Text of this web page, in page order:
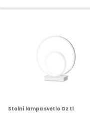
Stolní lampa světlo Oz tl